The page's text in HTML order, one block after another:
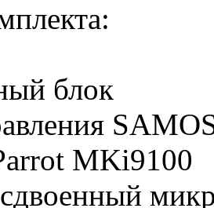
блок
MKi9100